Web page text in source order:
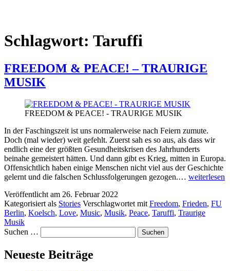
Schlagwort: Taruffi
FREEDOM & PEACE! – TRAURIGE
MUSIK
FREEDOM & PEACE! - TRAURIGE MUSIK
In der Faschingszeit ist uns normalerweise nach Feiern zumute.
Doch (mal wieder) weit gefehlt. Zuerst sah es so aus, als dass wir
endlich eine der größten Gesundheitskrisen des Jahrhunderts
beinahe gemeistert hätten. Und dann gibt es Krieg, mitten in Europa.
Offensichtlich haben einige Menschen nicht viel aus der Geschichte
gelernt und die falschen Schlussfolgerungen gezogen.… FREEDOM
–
TRAURIGE
weiterlesen
Veröffentlicht am 26. Februar 2022
Kategorisiert als Stories Verschlagwortet mit Freedom, Frieden, FU
Berlin, Koelsch, Love, Music, Musik, Peace, Taruffi, Traurige
Musik
Suchen …
Neueste Beiträge